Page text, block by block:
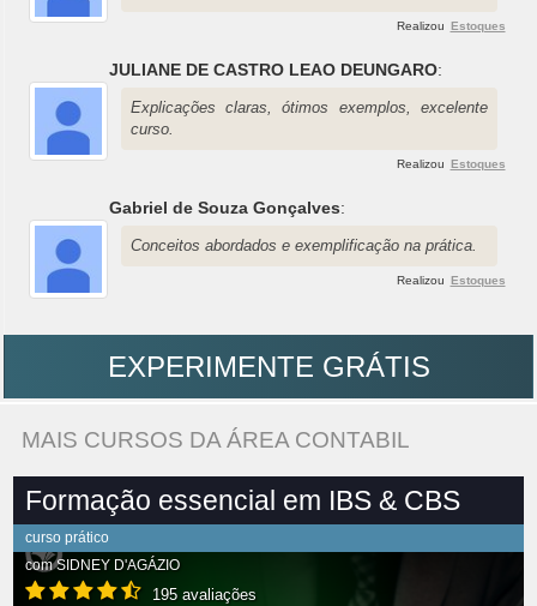
Realizou Estoques
JULIANE DE CASTRO LEAO DEUNGARO:
Explicações claras, ótimos exemplos, excelente
curso.
Realizou Estoques
Gabriel de Souza Gonçalves:
Conceitos abordados e exemplificação na prática.
Realizou Estoques
EXPERIMENTE GRÁTIS
MAIS CURSOS DA ÁREA CONTABIL
Formação essencial em IBS & CBS
curso prático
comSIDNEY D'AGÁZIO
195 avaliações